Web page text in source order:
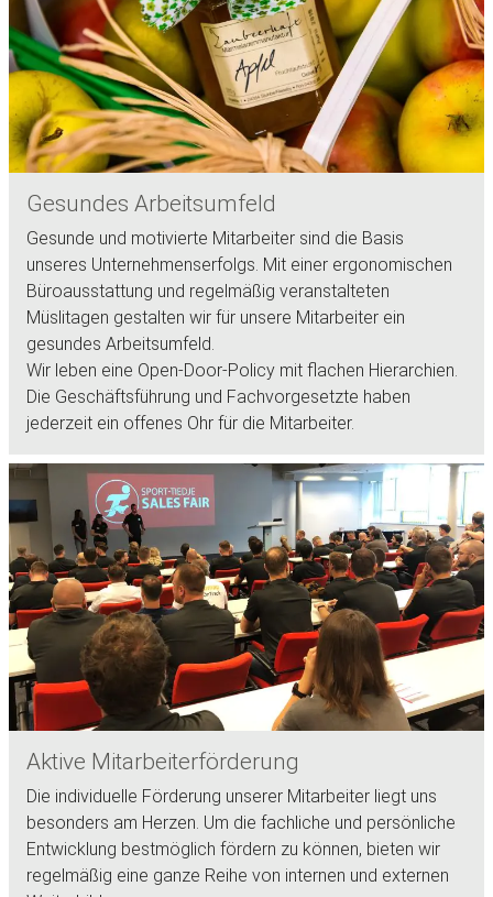
Gesundes Arbeitsumfeld
Gesunde und motivierte Mitarbeiter sind die Basis
unseres Unternehmenserfolgs. Mit einer ergonomischen
Büroausstattung und regelmäßig veranstalteten
Müslitagen gestalten wir für unsere Mitarbeiter ein
gesundes Arbeitsumfeld.
Wir leben eine Open-Door-Policy mit flachen Hierarchien.
Die Geschäftsführung und Fachvorgesetzte haben
jederzeit ein offenes Ohr für die Mitarbeiter.
Aktive Mitarbeiterförderung
Die individuelle Förderung unserer Mitarbeiter liegt uns
besonders am Herzen. Um die fachliche und persönliche
Entwicklung bestmöglich fördern zu können, bieten wir
regelmäßig eine ganze Reihe von internen und externen